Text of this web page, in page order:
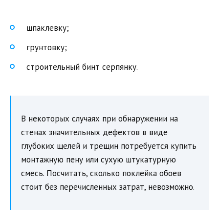
шпаклевку;
грунтовку;
строительный бинт серпянку.
В некоторых случаях при обнаружении на
стенах значительных дефектов в виде
глубоких щелей и трещин потребуется купить
монтажную пену или сухую штукатурную
смесь. Посчитать, сколько поклейка обоев
стоит без перечисленных затрат, невозможно.